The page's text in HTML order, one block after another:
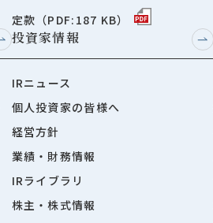
定款（PDF:187 KB）
投資家情報
IRニュース
個人投資家の皆様へ
経営方針
業績・財務情報
IRライブラリ
株主・株式情報